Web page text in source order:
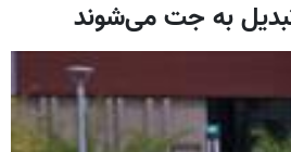
تبدیل به جت می‌شوند